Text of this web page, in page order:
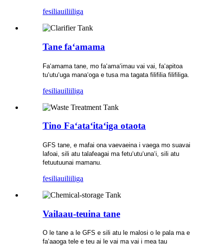
fesiliauiliiliga
Tane faʻamama
Faʻamama tane, mo faʻamaʻimau vai vai, faʻapitoa
tuʻutuʻuga manaʻoga e tusa ma tagata filifilia filifiliga.
fesiliauiliiliga
Tino Faʻataʻitaʻiga otaota
GFS tane, e mafai ona vaevaeina i vaega mo suavai
lafoai, sili atu talafeagai ma fetuʻutuʻunaʻi, sili atu
fetuutuunai mamanu.
fesiliauiliiliga
Vailaau-teuina tane
O le tane a le GFS e sili atu le malosi o le pala ma e
faʻaaoga tele e teu ai le vai ma vai i mea tau